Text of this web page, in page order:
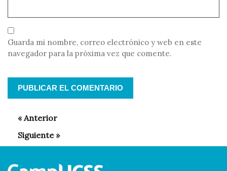
Guarda mi nombre, correo electrónico y web en este
navegador para la próxima vez que comente.